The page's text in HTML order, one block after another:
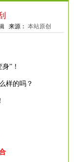
来源：本站原创
身”！
样的吗？